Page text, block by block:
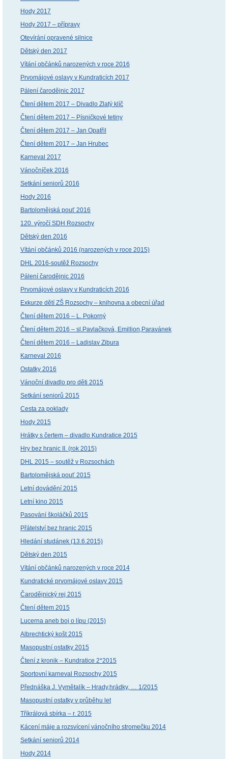
Hody 2017
Hody 2017 – přípravy
Otevírání opravené silnice
Dětský den 2017
Vítání občánků narozených v roce 2016
Prvomájové oslavy v Kundraticích 2017
Pálení čarodějnic 2017
Čtení dětem 2017 – Divadlo Zlatý klíč
Čtení dětem 2017 – Písničkové tetiny
Čtení dětem 2017 – Jan Opatřil
Čtení dětem 2017 – Jan Hrubec
Karneval 2017
Vánočníček 2016
Setkání seniorů 2016
Hody 2016
Bartolomějská pouť 2016
120. výročí SDH Rozsochy
Dětský den 2016
Vítání občánků 2016 (narozených v roce 2015)
DHL 2016-soutěž Rozsochy
Pálení čarodějnic 2016
Prvomájové oslavy v Kundraticích 2016
Exkurze dětí ZŠ Rozsochy – knihovna a obecní úřad
Čtení dětem 2016 – L. Pokorný
Čtení dětem 2016 – sl.Pavlačková, Emillion,Paravánek
Čtení dětem 2016 – Ladislav Zibura
Karneval 2016
Ostatky 2016
Vánoční divadlo pro děti 2015
Setkání seniorů 2015
Cesta za poklady
Hody 2015
Hrátky s čertem – divadlo Kundratice 2015
Hry bez hranic II. (rok 2015)
DHL 2015 – soutěž v Rozsochách
Bartolomějská pouť 2015
Letní dovádění 2015
Letní kino 2015
Pasování školáčků 2015
Přátelství bez hranic 2015
Hledání studánek (13.6.2015)
Dětský den 2015
Vítání občánků narozených v roce 2014
Kundratické prvomájové oslavy 2015
Čarodějnický rej 2015
Čtení dětem 2015
Lucerna aneb boj o lípu (2015)
Albrechtický košt 2015
Masopustní ostatky 2015
Čtení z kronik – Kundratice 2*2015
Sportovní karneval Rozsochy 2015
Přednáška J. Vymětalík – Hrady,hrádky, … 1/2015
Masopustní ostatky v průběhu let
Tříkrálová sbírka – r. 2015
Kácení máje a rozsvícení vánočního stromečku 2014
Setkání seniorů 2014
Hody 2014